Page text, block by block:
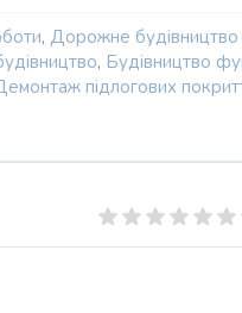
, Дорожне будівництво
, Будівництво
підлогових